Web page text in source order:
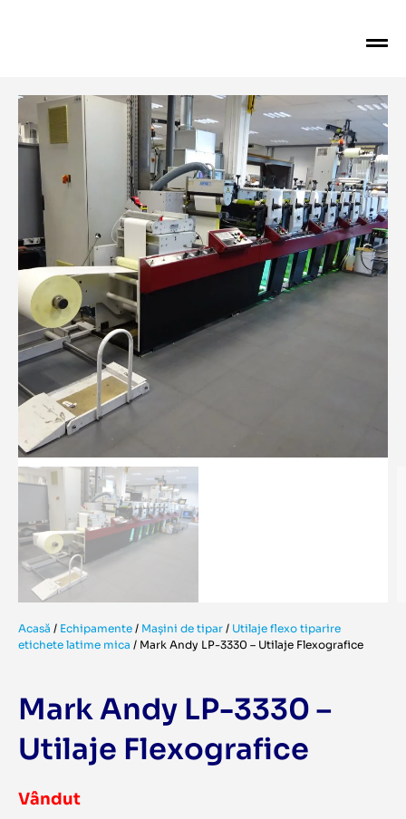
Acasă / Echipamente / Mașini de tipar / Utilaje flexo tiparire
etichete latime mica / Mark Andy LP-3330 – Utilaje Flexografice
Mark Andy LP-3330 –
Utilaje Flexografice
Vândut